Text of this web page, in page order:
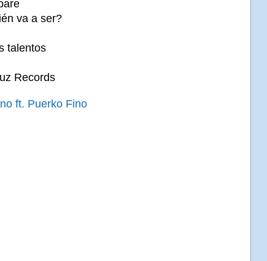
va a ser?
talentos
Records
ft. Puerko Fino